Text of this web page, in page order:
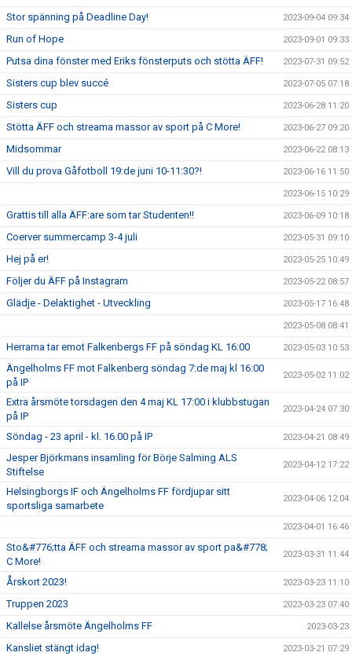
Stor spänning på Deadline Day!
2023-09-04 09:34
Run of Hope 2023-09-01 09:33
Putsa dina fönster med Eriks fönsterputs och stötta ÄFF! 2023-07-31 09:52
Sisters cup blev succé 2023-07-05 07:18
Sisters cup 2023-06-28 11:20
Stötta ÄFF och streama massor av sport på C More! 2023-06-27 09:20
Midsommar 2023-06-22 08:13
Vill du prova Gåfotboll 19:de juni 10-11:30?! 2023-06-16 11:50
2023-06-15 10:29
Grattis till alla ÄFF:are som tar Studenten!! 2023-06-09 10:18
Coerver summercamp 3-4 juli 2023-05-31 09:10
Hej på er! 2023-05-25 10:49
Följer du ÄFF på Instagram 2023-05-22 08:57
Glädje - Delaktighet - Utveckling 2023-05-17 16:48
2023-05-08 08:41
Herrarna tar emot Falkenbergs FF på söndag KL 16:00 2023-05-03 10:53
Ängelholms FF mot Falkenberg söndag 7:de maj kl 16:00
på IP
2023-05-02 11:02
Extra årsmöte torsdagen den 4 maj KL 17:00 i klubbstugan
på IP
2023-04-24 07:30
Söndag - 23 april - kl. 16.00 på IP 2023-04-21 08:49
Jesper Björkmans insamling för Börje Salming ALS
Stiftelse
2023-04-12 17:22
Helsingborgs IF och Ängelholms FF fördjupar sitt
sportsliga samarbete
2023-04-06 12:04
2023-04-01 16:46
Sto&#776;tta ÄFF och streama massor av sport pa&#778;
C More!
2023-03-31 11:44
Årskort 2023! 2023-03-23 11:10
Truppen 2023 2023-03-23 07:40
Kallelse årsmöte Ängelholms FF 2023-03-23
Kansliet stängt idag! 2023-03-21 07:29